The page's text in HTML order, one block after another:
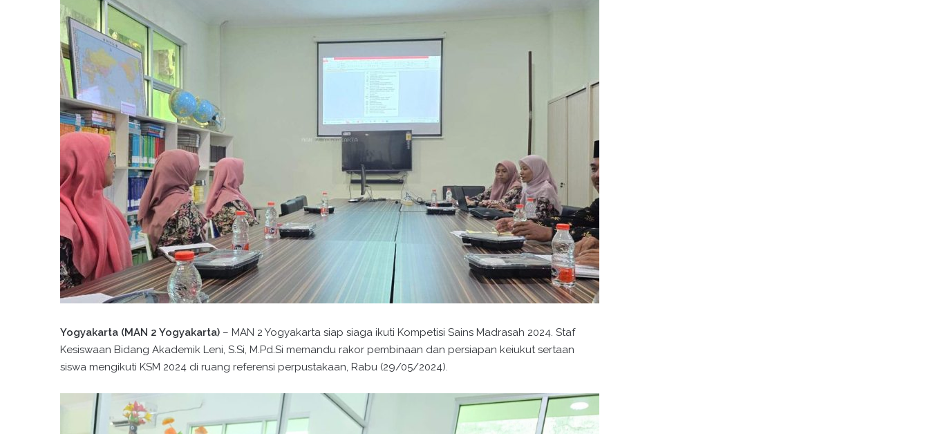
Yogyakarta (MAN 2 Yogyakarta) – MAN 2 Yogyakarta siap siaga ikuti Kompetisi Sains Madrasah 2024. Staf
Kesiswaan Bidang Akademik Leni, S.Si, M.Pd.Si memandu rakor pembinaan dan persiapan keiukut sertaan
siswa mengikuti KSM 2024 di ruang referensi perpustakaan, Rabu (29/05/2024).